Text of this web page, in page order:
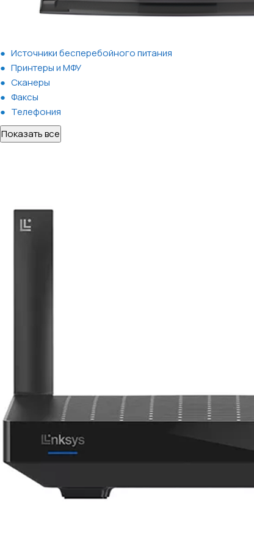
Источники бесперебойного питания
Принтеры и МФУ
Сканеры
Факсы
Телефония
Показать все